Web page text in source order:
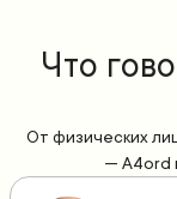
Что
От физических
— A4ord